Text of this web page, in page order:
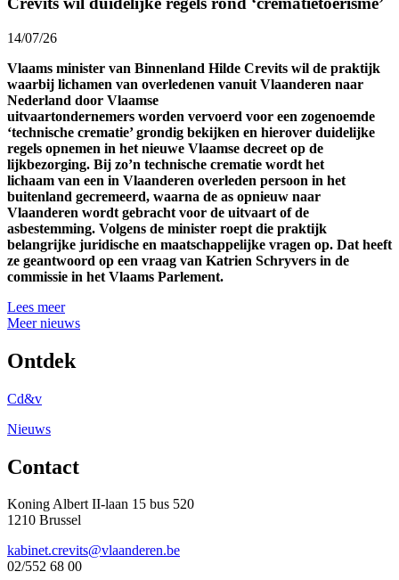
14/07/26
Vlaams minister van Binnenland Hilde Crevits wil de praktijk
waarbij lichamen van overledenen vanuit Vlaanderen naar
Nederland door Vlaamse
uitvaartondernemers worden vervoerd voor een zogenoemde
‘technische crematie’ grondig bekijken en hierover duidelijke
regels opnemen in het nieuwe Vlaamse decreet op de
lijkbezorging. Bij zo’n technische crematie wordt het
lichaam van een in Vlaanderen overleden persoon in het
buitenland gecremeerd, waarna de as opnieuw naar
Vlaanderen wordt gebracht voor de uitvaart of de
asbestemming. Volgens de minister roept die praktijk
belangrijke juridische en maatschappelijke vragen op. Dat heeft
ze geantwoord op een vraag van Katrien Schryvers in de
commissie in het Vlaams Parlement.
Lees meer
Meer nieuws
Ontdek
Cd&v
Nieuws
Contact
Koning Albert II-laan 15 bus 520
1210 Brussel
kabinet.crevits@vlaanderen.be
02/552 68 00